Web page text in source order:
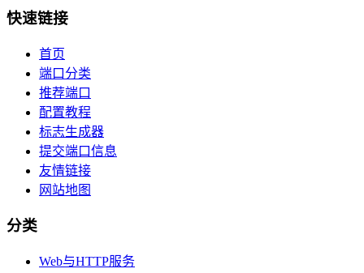
快速链接
首页
端口分类
推荐端口
配置教程
标志生成器
提交端口信息
友情链接
网站地图
分类
Web与HTTP服务